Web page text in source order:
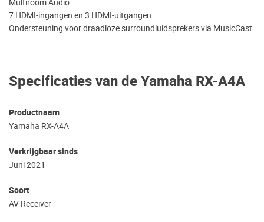
Specificaties van de Yamaha RX-A4A
Productnaam
Yamaha RX-A4A
Verkrijgbaar sinds
Juni 2021
Soort
AV Receiver
7 HDMI-ingangen en 3 HDMI-uitgangen
Ondersteuning voor draadloze surroundluidsprekers via MusicCast